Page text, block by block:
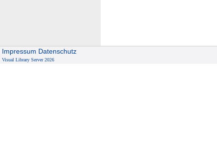
Impressum Datenschutz
Visual Library Server 2026